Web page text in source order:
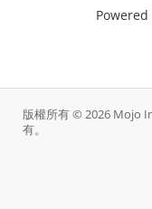
Powered
版權所有 © 2026 Mojo
有。